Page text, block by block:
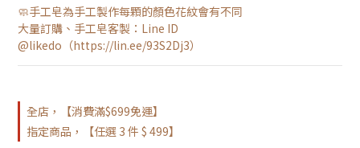
🧼手工皂為手工製作每顆的顏色花紋會有不同
大量訂購、手工皂客製：Line ID
@likedo（https://lin.ee/93S2Dj3）
全店，【消費滿$699免運】
指定商品，【任選 3 件 $ 499】